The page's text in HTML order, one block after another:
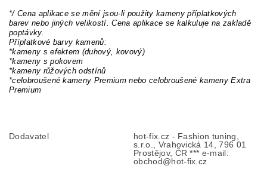
*/ Cena aplikace se mění jsou-li použity kameny příplatkových
barev nebo jiných velikostí. Cena aplikace se kalkuluje na zakladě
poptávky.
Příplatkové barvy kamenů:
*kameny s efektem (duhový, kovový)
*kameny s pokovem
*kameny růžových odstínů
*celobroušené kameny Premium nebo celobroušené kameny Extra
Premium
Dodavatel
hot-fix.cz - Fashion tuning,
s.r.o., Vrahovická 14, 796 01
Prostějov, ČR *** e-mail:
obchod@hot-fix.cz